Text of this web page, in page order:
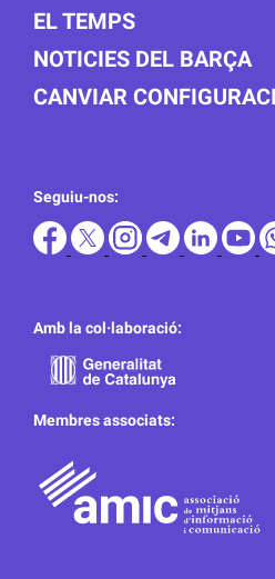
EL TEMPS
NOTICIES DEL BARÇA
CANVIAR
Seguiu-nos:
Amb la col·laboració:
Membres associats: